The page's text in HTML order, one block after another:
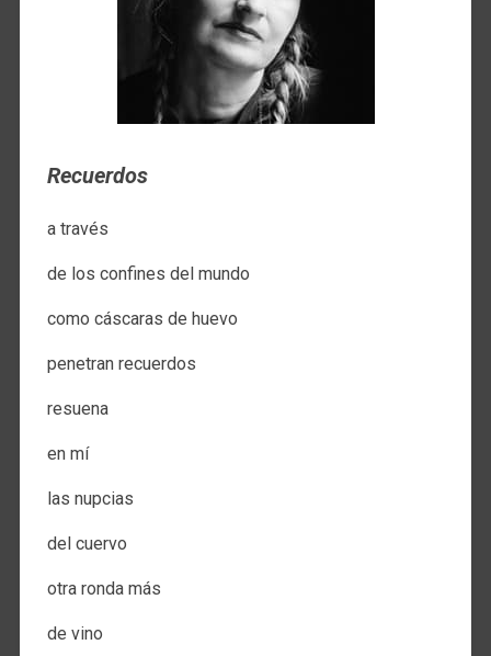
Recuerdos
a través
de los confines del mundo
como cáscaras de huevo
penetran recuerdos
resuena
en mí
las nupcias
del cuervo
otra ronda más
de vino